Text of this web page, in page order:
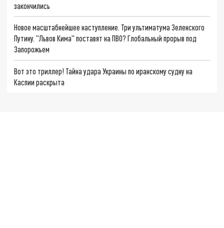
закончились
Новое масштабнейшее наступление. Три ультиматума Зеленского
Путину. "Львов Кима" поставят на ПВО? Глобальный прорыв под
Запорожьем
Вот это триллер! Тайна удара Украины по иранскому судну на
Каспии раскрыта